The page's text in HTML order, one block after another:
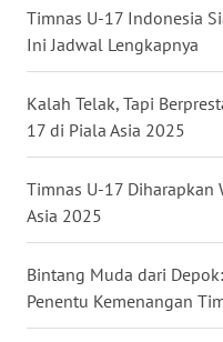
Timnas U-17 Indonesia
Ini Jadwal Lengkapnya
Kalah Telak, Tapi
17 di Piala Asia 2025
Timnas U-17 Diharapkan
Asia 2025
Bintang Muda dari
Penentu Kemenangan
WN
MALUKU
WN
MALUT
DAIRI
DANAU
TOBA